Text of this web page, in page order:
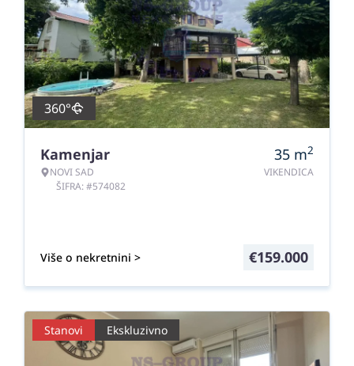
360°
Kamenjar
NOVI SAD
ŠIFRA: #574082
35 m2
VIKENDICA
Više o nekretnini > €159.000
Stanovi Ekskluzivno